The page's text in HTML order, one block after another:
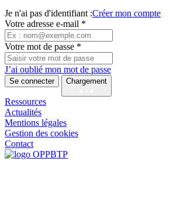
Je n'ai pas d'identifiant :Créer mon compte
Votre adresse e-mail *
Votre mot de passe *
J’ai oublié mon mot de passe
Se connecter Chargement
Ressources
Actualités
Mentions légales
Gestion des cookies
Contact